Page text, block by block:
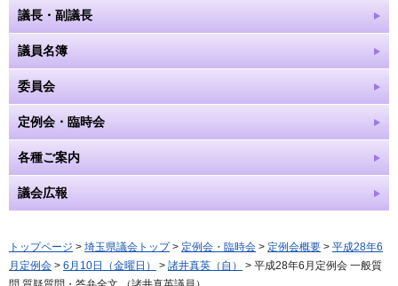
議長・副議長
議員名簿
委員会
定例会・臨時会
各種ご案内
議会広報
トップページ > 埼玉県議会トップ> 定例会・臨時会 > 定例会概要 > 平成28年6
月定例会 > 6月10日（金曜日） > 諸井真英（自）
> 平成28年6月定例会 一般質